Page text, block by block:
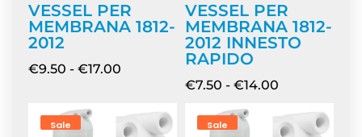
VESSEL PER
MEMBRANA 1812-
2012
€9.50 - €17.00
VESSEL PER
MEMBRANA 1812-
2012 INNESTO
RAPIDO
€7.50 - €14.00
Sale Sale